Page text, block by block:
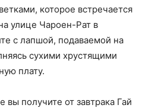
которое встречается
улице Чароен-Рат в
с лапшой, подаваемой на
сухими хрустящими
плату.
вы получите от завтрака Гай